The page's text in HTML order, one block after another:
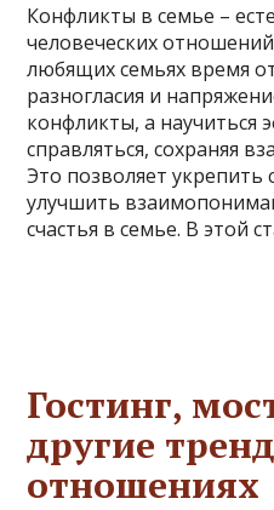
Конфликты в семье –
человеческих
любящих семьях время
разногласия и
конфликты, а научиться
справляться, сохраняя
Это позволяет укрепить
улучшить
счастья в семье. В этой
Гостинг,
другие
отношениях